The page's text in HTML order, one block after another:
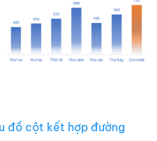
đồ cột kết hợp đường